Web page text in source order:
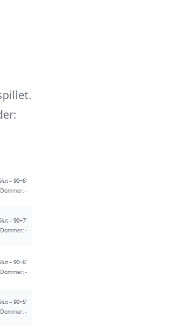
– 90+6'
Dommer: -
– 90+7'
Dommer: -
– 90+6'
Dommer: -
– 90+5'
Dommer: -